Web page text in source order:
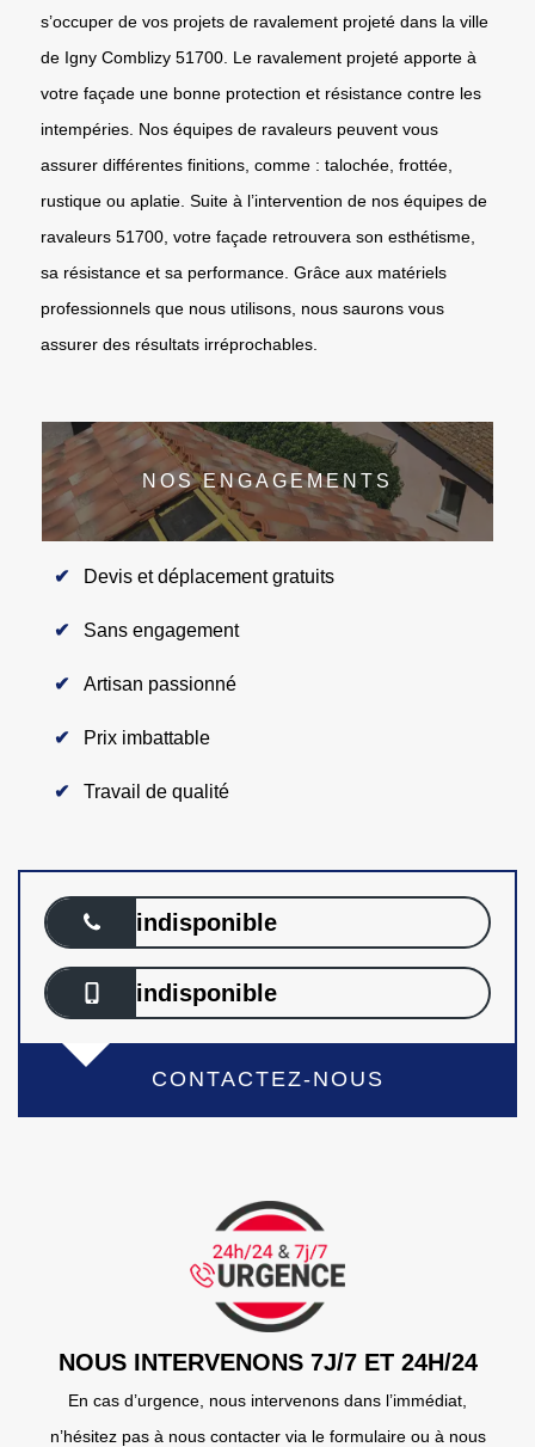
s’occuper de vos projets de ravalement projeté dans la ville
de Igny Comblizy 51700. Le ravalement projeté apporte à
votre façade une bonne protection et résistance contre les
intempéries. Nos équipes de ravaleurs peuvent vous
assurer différentes finitions, comme : talochée, frottée,
rustique ou aplatie. Suite à l’intervention de nos équipes de
ravaleurs 51700, votre façade retrouvera son esthétisme,
sa résistance et sa performance. Grâce aux matériels
professionnels que nous utilisons, nous saurons vous
assurer des résultats irréprochables.
NOS ENGAGEMENTS
Devis et déplacement gratuits
Sans engagement
Artisan passionné
Prix imbattable
Travail de qualité
indisponible
indisponible
CONTACTEZ-NOUS
NOUS INTERVENONS 7J/7 ET 24H/24
En cas d’urgence, nous intervenons dans l’immédiat,
n’hésitez pas à nous contacter via le formulaire ou à nous